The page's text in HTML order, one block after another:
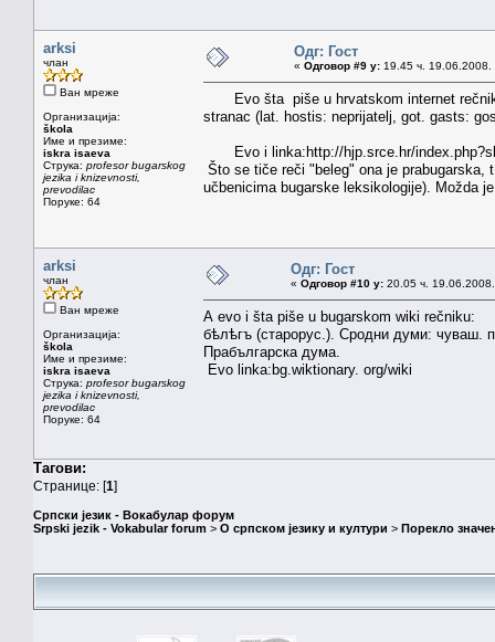
arksi
члан
Ван мреже
Организација:
škola
Име и презиме:
iskra isaeva
Струка: profesor bugarskog
jezika i knizevnosti,
prevodilac
Поруке: 64
Одг: Гост
« Одговор #9 у: 19.45 ч. 19.06.2008.
Evo šta piše u hrvatskom internet
stranac (lat. hostis: neprijatelj, got. gasts:
Evo i linka:http://hjp.srce.hr/
Što se tiče reči "beleg" ona je prabugarska,
učbenicima bugarske leksikologije). Možda
arksi
члан
Ван мреже
Организација:
škola
Име и презиме:
iskra isaeva
Струка: profesor bugarskog
jezika i knizevnosti,
prevodilac
Поруке: 64
Одг: Гост
« Одговор #10 у: 20.05 ч.
А evo i šta piše u bugarskom wiki rečniku:
бѣлѣгъ (старорус.). Сродни думи: чуваш.
Прабългарска дума.
Evo linka:bg.wiktionary. org/wiki
Тагови:
Странице: [1]
Српски језик - Вокабулар форум
Srpski jezik - Vokabular forum > О српском језику и култури > Порекло